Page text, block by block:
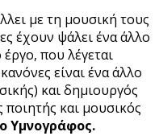
με τη μουσική τους
έχουν ψάλει ένα άλλο
που λέγεται
είναι ένα άλλο
και δημιουργός
και μουσικός
Υμνογράφος.